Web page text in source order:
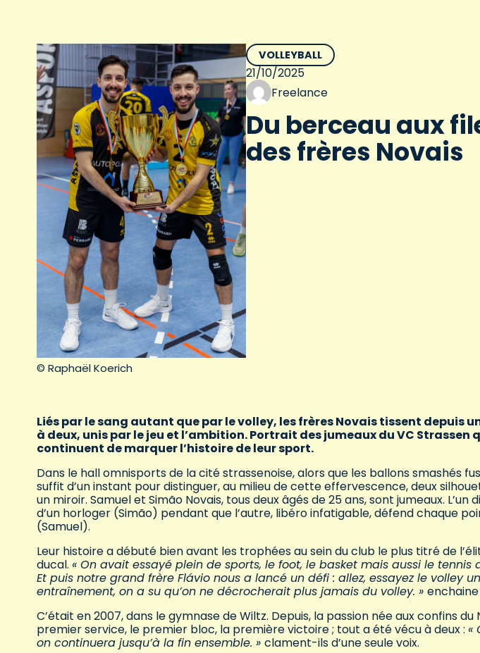
© Raphaël Koerich
VOLLEYBALL
21/10/2025
Freelance
Du berceau aux
des frères Novais
Liés par le sang autant que par le volley, les frères Novais tissent depuis
à deux, unis par le jeu et l’ambition. Portrait des jumeaux du VC Strassen
continuent de marquer l’histoire de leur sport.
Dans le hall omnisports de la cité strassenoise, alors que les ballons smashés
suffit d’un instant pour distinguer, au milieu de cette effervescence, deux
un miroir. Samuel et Simão Novais, tous deux âgés de 25 ans, sont jumeaux.
d’un horloger (Simão) pendant que l’autre, libéro infatigable, défend chaque
(Samuel).
Leur histoire a débuté bien avant les trophées au sein du club le plus titré de
ducal. « On avait essayé plein de sports, le foot, le basket mais aussi le tennis
Et puis notre grand frère Flávio nous a lancé un défi : allez, essayez le volley
entraînement, on a su qu’on ne décrocherait plus jamais du volley. » enchaine
C’était en 2007, dans le gymnase de Wiltz. Depuis, la passion née aux confins du
premier service, le premier bloc, la première victoire ; tout a été vécu à deux : «
on continuera jusqu’à la fin ensemble. » clament-ils d’une seule voix.